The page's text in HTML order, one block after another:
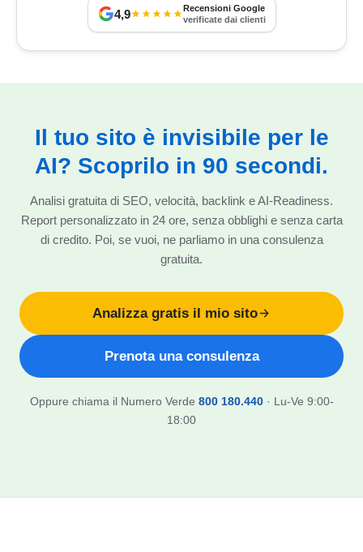
4,9
Recensioni Google
verificate dai clienti
Il tuo sito è invisibile per le
AI? Scoprilo in 90 secondi.
Analisi gratuita di SEO, velocità, backlink e AI-Readiness.
Report personalizzato in 24 ore, senza obblighi e senza carta
di credito. Poi, se vuoi, ne parliamo in una consulenza
gratuita.
Analizza gratis il mio sito
Prenota una consulenza
Oppure chiama il Numero Verde 800 180.440· Lu-Ve 9:00-
18:00